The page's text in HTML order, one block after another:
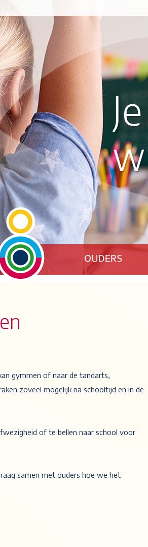
gymmen of naar de tandarts,
zoveel mogelijk na schooltijd en in de
of te bellen naar school voor
samen met ouders hoe we het